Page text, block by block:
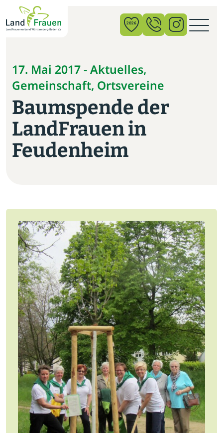
2026
17. Mai 2017 - Aktuelles,
Gemeinschaft, Ortsvereine
Baumspende der
LandFrauen in
Feudenheim
×
News
Verband
Politik
Bildung
Startseite
Jobs
Newsletter
Presse
Intern
Login
Mitglied werden